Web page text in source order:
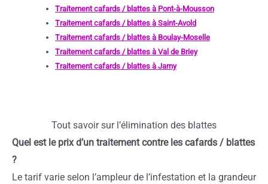
Traitement cafards / blattes à Pont-à-Mousson
Traitement cafards / blattes à Saint-Avold
Traitement cafards / blattes à Boulay-Moselle
Traitement cafards / blattes à Val de Briey
Traitement cafards / blattes à Jarny
Tout savoir sur l’élimination des blattes
Quel est le prix d’un traitement contre les cafards / blattes
?
Le tarif varie selon l’ampleur de l’infestation et la grandeur